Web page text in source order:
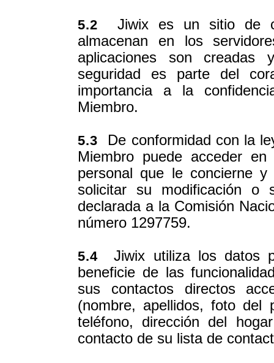
5.2 Jiwix es un sitio de
almacenan en los
aplicaciones son
seguridad es parte del
importancia a la
Miembro.
5.3 De conformidad con la
Miembro puede acceder
personal que le concierne
solicitar su modificación o
declarada a la Comisión
número 1297759.
5.4 Jiwix utiliza los datos
beneficie de las
sus contactos directos
(nombre, apellidos, foto del
teléfono, dirección del
contacto de su lista de